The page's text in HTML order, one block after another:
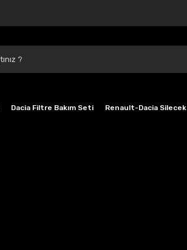
Dacia Filtre Bakım Seti Renault-Dacia Silecek